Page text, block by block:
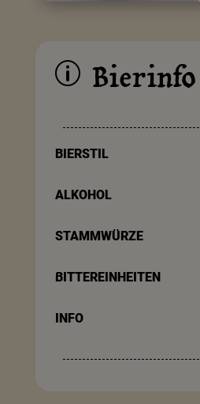
p Bierinfo
BIERSTIL
ALKOHOL
STAMMWÜRZE
BITTEREINHEITEN
INFO